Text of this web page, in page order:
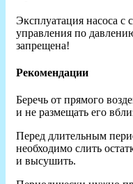
Эксплуатация насоса с
управления по
запрещена!
Рекомендации
Беречь от прямого
и не размещать его
Перед длительным
необходимо слить
и высушить.